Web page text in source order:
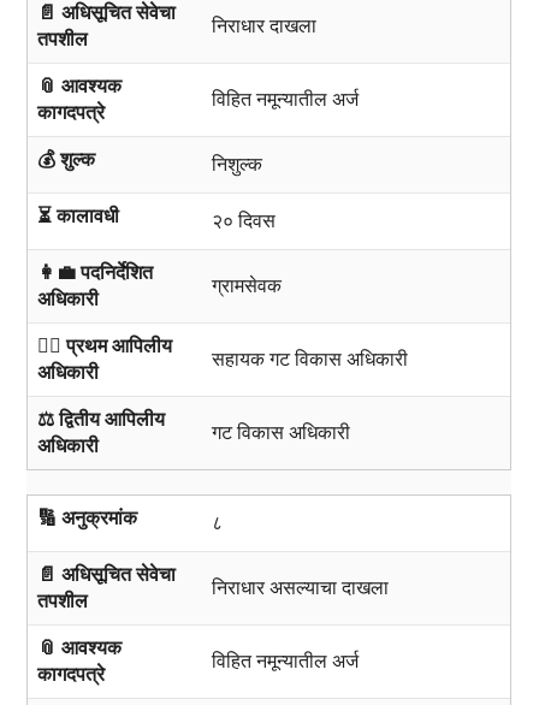
📄 अधिसूचित सेवेचा
तपशील
निराधार दाखला
📎 आवश्यक
कागदपत्रे
विहित नमून्यातील अर्ज
💰 शुल्क निशुल्क
⏳ कालावधी २० दिवस
👩‍💼 पदनिर्देशित
अधिकारी
ग्रामसेवक
🧑‍⚖️ प्रथम आपिलीय
अधिकारी
सहायक गट विकास अधिकारी
⚖️ द्वितीय आपिलीय
अधिकारी
गट विकास अधिकारी
🔢 अनुक्रमांक ८
📄 अधिसूचित सेवेचा
तपशील
निराधार असल्याचा दाखला
📎 आवश्यक
कागदपत्रे
विहित नमून्यातील अर्ज